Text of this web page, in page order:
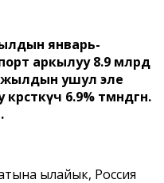
жылдын январь-
аркылуу 8.9 млрд
жылдын ушул эле
6.9% төмөндөгөн.
ылайык, Россия